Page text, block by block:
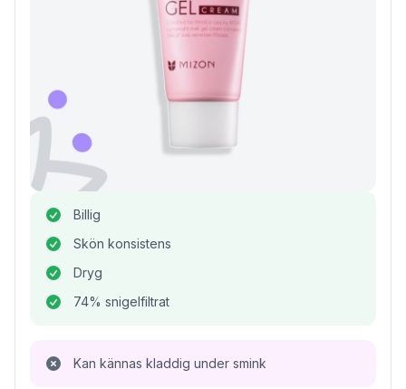
Billig
Skön konsistens
Dryg
74% snigelfiltrat
Kan kännas kladdig under smink